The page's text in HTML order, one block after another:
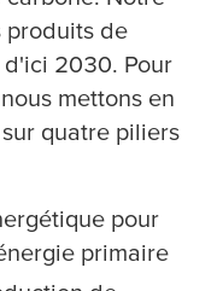
produits de
2030. Pour
mettons en
quatre piliers
pour
primaire